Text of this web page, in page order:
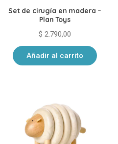
Set de cirugía en madera –
Plan Toys
$ 2.790,00
Añadir al carrito